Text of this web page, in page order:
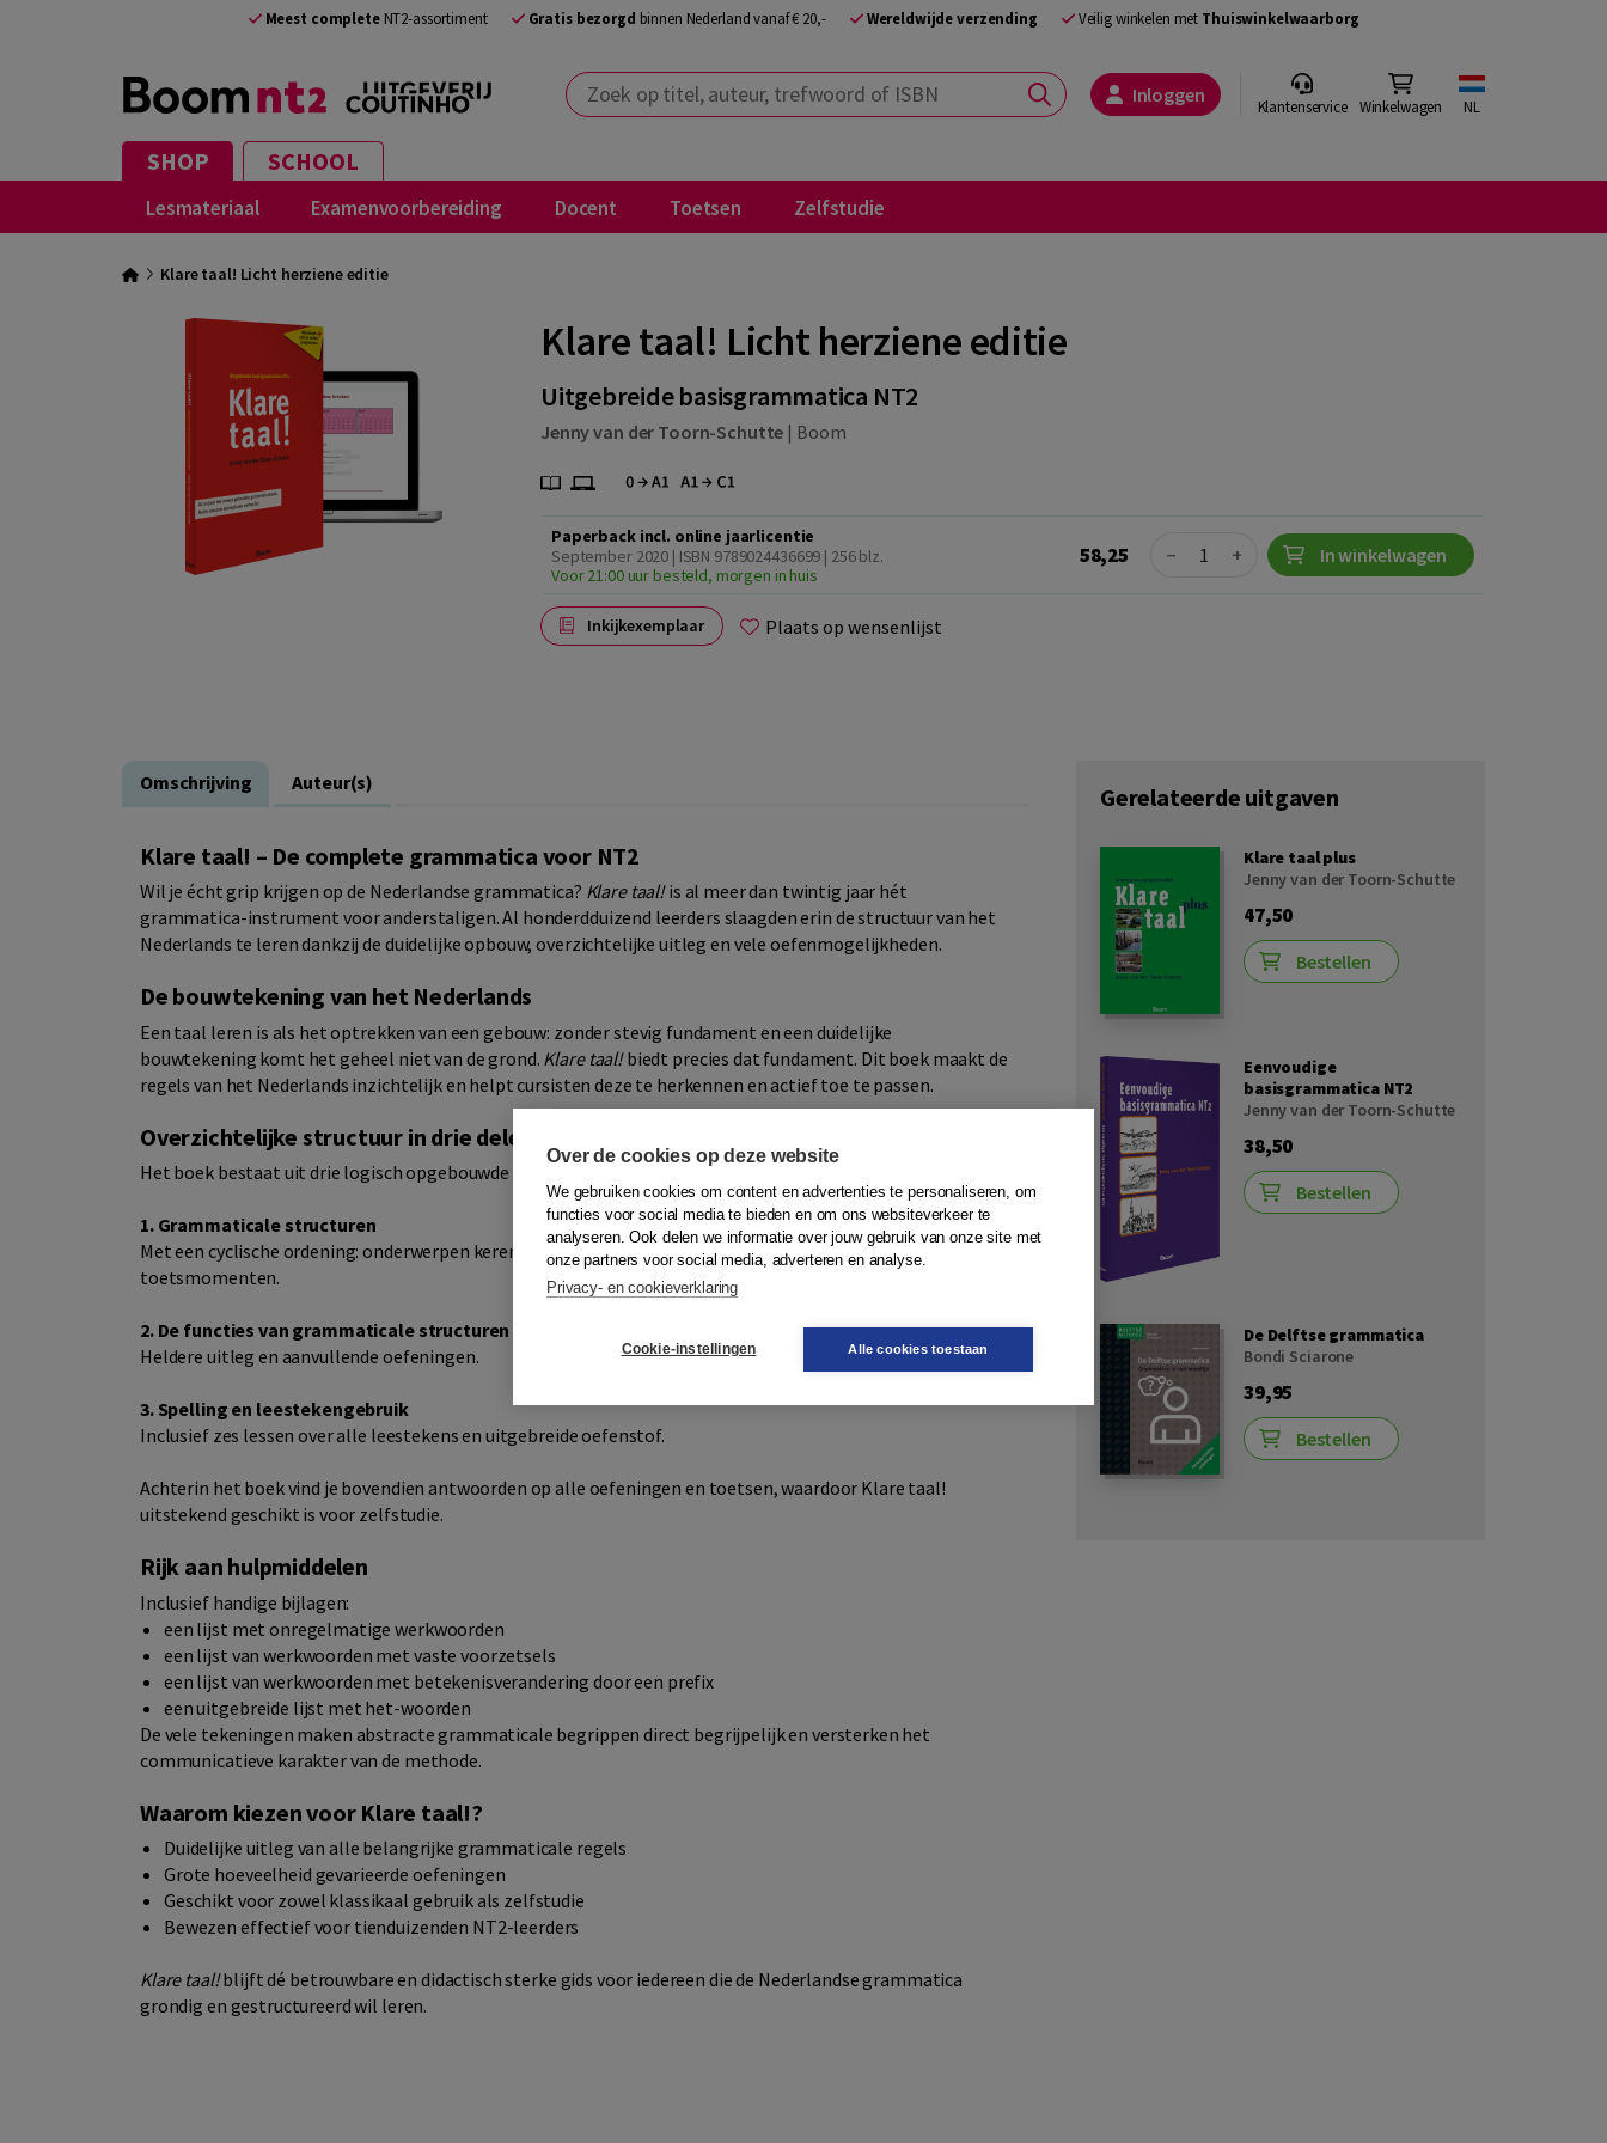
Meest completeNT2-assortiment Gratis bezorgd binnen Nederland vanaf € 20,- Wereldwijde verzending Veilig winkelen met Thuiswinkelwaarborg
Zoek op titel, auteur, trefwoord of ISBN Inloggen Klantenservice Winkelwagen NL
SHOP SCHOOL
Lesmateriaal Examenvoorbereiding Docent Toetsen Zelfstudie
Klare taal! Licht herziene editie
Klare taal! Licht herziene editie
Uitgebreide basisgrammatica NT2
Jenny van der Toorn-Schutte | Boom
Paperback incl. online jaarlicentie
September 2020 | ISBN 9789024436699 | 256 blz.
Voor 21:00 uur besteld, morgen in huis
58,25 Quantity
− + In winkelwagen
Inkijkexemplaar Plaats op wensenlijst
Omschrijving Auteur(s)
Klare taal! – De complete grammatica voor NT2
Wil je écht grip krijgen op de Nederlandse grammatica? Klare taal!is al meer dan twintig jaar hét
grammatica-instrument voor anderstaligen. Al honderdduizend leerders slaagden erin de structuur van het
Nederlands te leren dankzij de duidelijke opbouw, overzichtelijke uitleg en vele oefenmogelijkheden.
De bouwtekening van het Nederlands
Een taal leren is als het optrekken van een gebouw: zonder stevig fundament en een duidelijke
bouwtekening komt het geheel niet van de grond. Klare taal!biedt precies dat fundament. Dit boek maakt de
regels van het Nederlands inzichtelijk en helpt cursisten deze te herkennen en actief toe te passen.
Overzichtelijke structuur in drie delen
Het boek bestaat uit drie logisch opgebouwde delen:
1. Grammaticale structuren
Met een cyclische ordening: onderwerpen keren terug met verdieping, aangevuld met regelmatige
toetsmomenten.
2. De functies van grammaticale structuren
Heldere uitleg en aanvullende oefeningen.
3. Spelling en leestekengebruik
Inclusief zes lessen over alle leestekens en uitgebreide oefenstof.
Achterin het boek vind je bovendien antwoorden op alle oefeningen en toetsen, waardoor Klare taal!
uitstekend geschikt is voor zelfstudie.
Rijk aan hulpmiddelen
Inclusief handige bijlagen:
een lijst met onregelmatige werkwoorden
een lijst van werkwoorden met vaste voorzetsels
een lijst van werkwoorden met betekenisverandering door een prefix
een uitgebreide lijst met het-woorden
De vele tekeningen maken abstracte grammaticale begrippen direct begrijpelijk en versterken het
communicatieve karakter van de methode.
Waarom kiezen voor Klare taal!?
Duidelijke uitleg van alle belangrijke grammaticale regels
Grote hoeveelheid gevarieerde oefeningen
Geschikt voor zowel klassikaal gebruik als zelfstudie
Bewezen effectief voor tienduizenden NT2-leerders
Klare taal!blijft dé betrouwbare en didactisch sterke gids voor iedereen die de Nederlandse grammatica
grondig en gestructureerd wil leren.
Gerelateerde uitgaven
Klare taal plus
Jenny van der Toorn-Schutte
47,50
Bestellen
Eenvoudige
basisgrammatica NT2
Jenny van der Toorn-Schutte
38,50
Bestellen
De Delftse grammatica
Bondi Sciarone
39,95
Bestellen
Over de cookies op deze website
We gebruiken cookies om content en advertenties te personaliseren, om
functies voor social media te bieden en om ons websiteverkeer te
analyseren. Ook delen we informatie over jouw gebruik van onze site met
onze partners voor social media, adverteren en analyse.
Privacy- en cookieverklaring
Cookie-instellingen Alle cookies toestaan